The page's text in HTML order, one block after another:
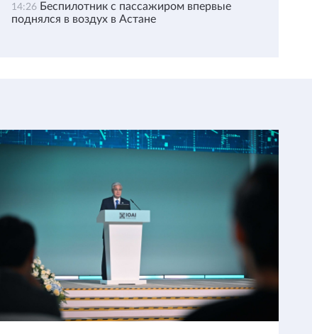
14:26 Беспилотник с пассажиром впервые
поднялся в воздух в Астане